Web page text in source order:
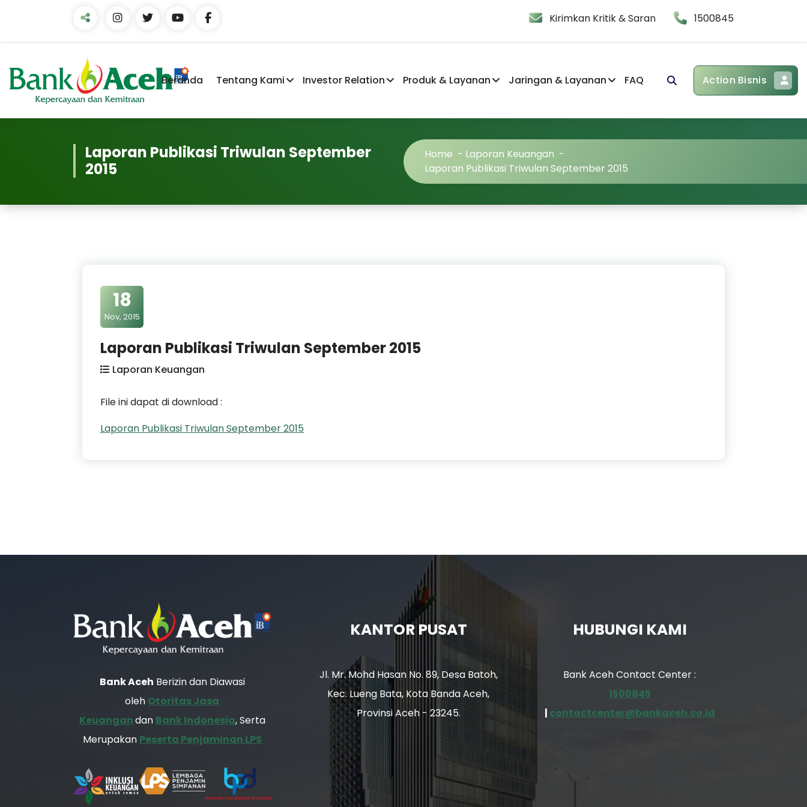
Kirimkan Kritik & Saran 1500845
Beranda Tentang Kami Investor Relation Produk & Layanan Jaringan & Layanan FAQ Action Bisnis
Laporan Publikasi Triwulan September
2015
Home - Laporan Keuangan -
Laporan Publikasi Triwulan September 2015
18
Nov, 2015
Laporan Publikasi Triwulan September 2015
Laporan Keuangan
File ini dapat di download :
Laporan Publikasi Triwulan September 2015
Bank Aceh Berizin dan Diawasi
oleh Otoritas Jasa
Keuangandan Bank Indonesia, Serta
Merupakan Peserta Penjaminan LPS
KANTOR PUSAT
Jl. Mr. Mohd Hasan No. 89, Desa Batoh,
Kec. Lueng Bata, Kota Banda Aceh,
Provinsi Aceh - 23245.
HUBUNGI KAMI
Bank Aceh Contact Center :
1500845
| contactcenter@bankaceh.co.id